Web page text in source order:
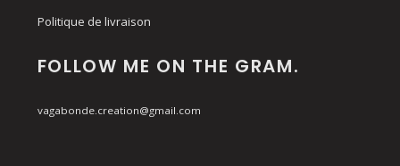
Politique de livraison
FOLLOW ME ON THE GRAM.
vagabonde.creation@gmail.com